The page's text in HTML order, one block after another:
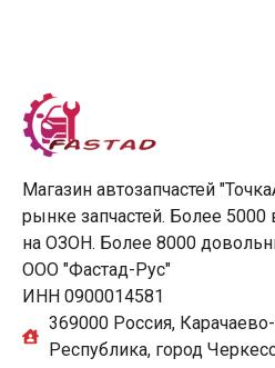
Магазин автозапчастей
рынке запчастей. Более
на ОЗОН. Более 8000
ООО "Фастад-Рус"
ИНН 0900014581
369000 Россия,
Республика, город